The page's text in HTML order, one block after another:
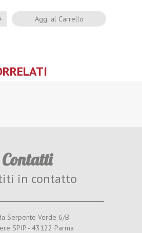
QuantitàAgg. al Carrello
Contatti
in contatto
Serpente Verde 6/B
SPIP - 43122 Parma